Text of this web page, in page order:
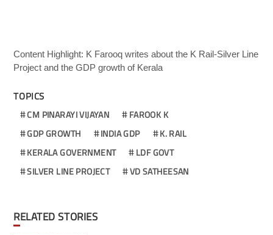
Content Highlight: K Farooq writes about the K Rail-Silver Line
Project and the GDP growth of Kerala
TOPICS
CM PINARAYI VIJAYAN
FAROOK K
GDP GROWTH
INDIA GDP
K. RAIL
KERALA GOVERNMENT
LDF GOVT
SILVER LINE PROJECT
VD SATHEESAN
RELATED STORIES